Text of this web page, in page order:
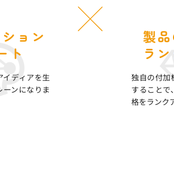
ョン
ト
ディアを生
ンになりま
製
ラ
独自の付加
することで
格をランク